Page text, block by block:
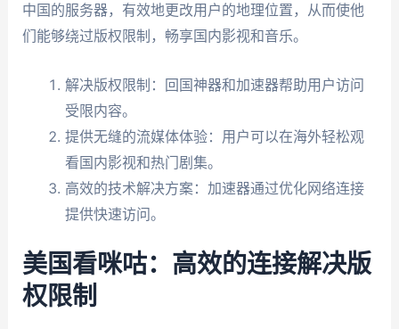
中国的服务器，有效地更改用户的地理位置，从而使他
们能够绕过版权限制，畅享国内影视和音乐。
解决版权限制：回国神器和加速器帮助用户访问
受限内容。
提供无缝的流媒体体验：用户可以在海外轻松观
看国内影视和热门剧集。
高效的技术解决方案：加速器通过优化网络连接
提供快速访问。
美国看咪咕：高效的连接解决版
权限制